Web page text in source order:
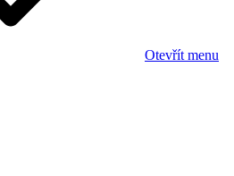
Otevřít menu